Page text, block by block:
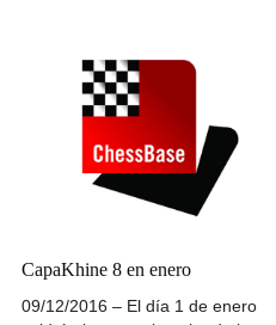
CapaKhine 8 en enero
09/12/2016 – El día 1 de enero